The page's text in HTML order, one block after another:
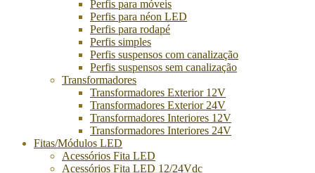
Perfis para móveis
Perfis para néon LED
Perfis para rodapé
Perfis simples
Perfis suspensos com canalização
Perfis suspensos sem canalização
Transformadores
Transformadores Exterior 12V
Transformadores Exterior 24V
Transformadores Interiores 12V
Transformadores Interiores 24V
Fitas/Módulos LED
Acessórios Fita LED
Acessórios Fita LED 12/24Vdc